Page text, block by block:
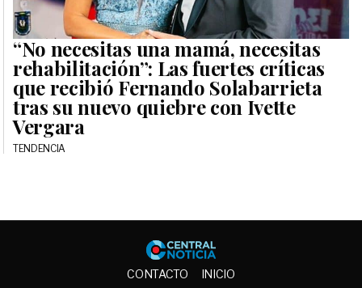
“No necesitas una mamá, necesitas
rehabilitación”: Las fuertes críticas
que recibió Fernando Solabarrieta
tras su nuevo quiebre con Ivette
Vergara
TENDENCIA
Central
CONTACTO INICIO